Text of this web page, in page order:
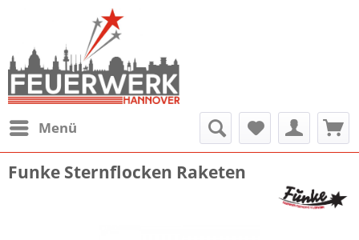
Menü
Funke Sternflocken Raketen